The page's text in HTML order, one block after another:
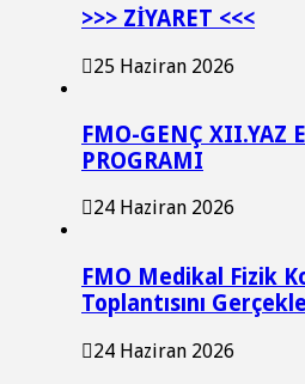
>>> ZİYARET <<<
25 Haziran 2026
FMO-GENÇ XII.YAZ
PROGRAMI
24 Haziran 2026
FMO Medikal Fizik
Toplantısını
24 Haziran 2026